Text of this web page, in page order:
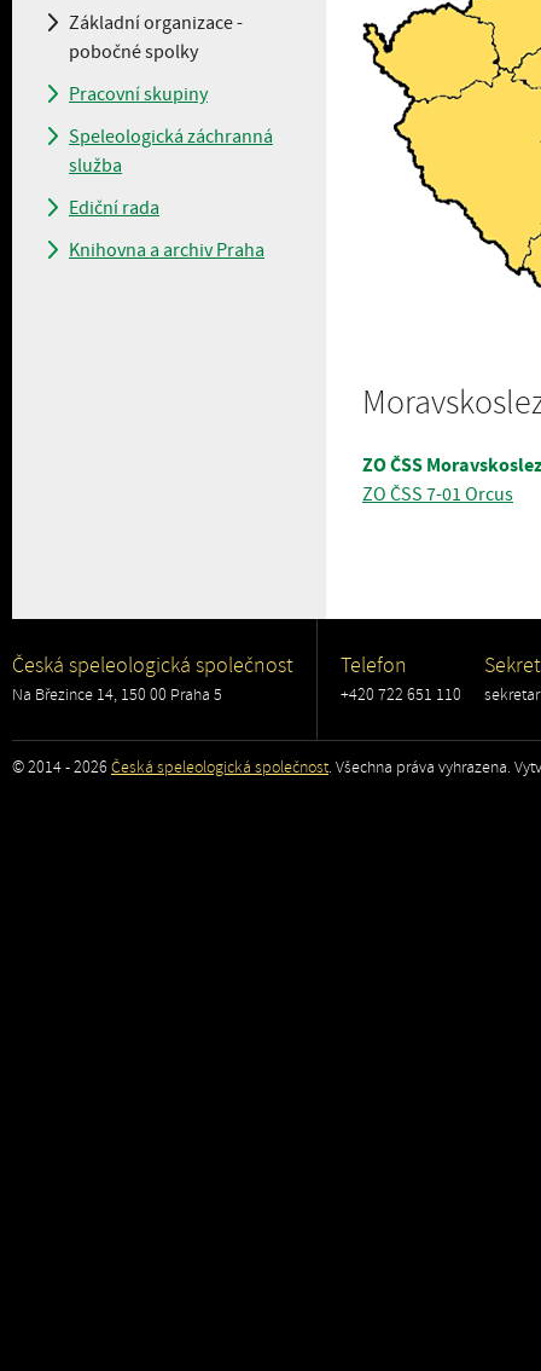
Základní organizace -
pobočné spolky
Pracovní skupiny
Speleologická záchranná
služba
Ediční rada
Knihovna a archiv Praha
ZO ČSS
ZO ČSS 7-01 Orcus
Česká speleologická společnost
Na Březince 14, 150 00 Praha 5
Telefon
+420 722 651 110
© 2014 - 2026 Česká speleologická společnost. Všechna práva vyhrazena.